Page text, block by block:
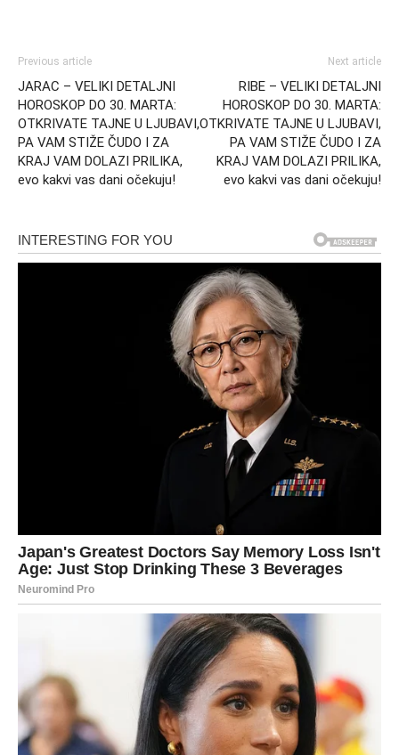
Previous article
JARAC – VELIKI DETALJNI
HOROSKOP DO 30. MARTA:
OTKRIVATE TAJNE U LJUBAVI,
PA VAM STIŽE ČUDO I ZA
KRAJ VAM DOLAZI PRILIKA,
evo kakvi vas dani očekuju!
Next article
RIBE – VELIKI DETALJNI
HOROSKOP DO 30. MARTA:
OTKRIVATE TAJNE U LJUBAVI,
PA VAM STIŽE ČUDO I ZA
KRAJ VAM DOLAZI PRILIKA,
evo kakvi vas dani očekuju!